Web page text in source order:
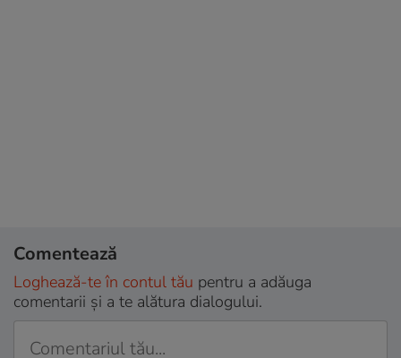
Comentează
Loghează-te în contul tău pentru a adăuga
comentarii și a te alătura dialogului.